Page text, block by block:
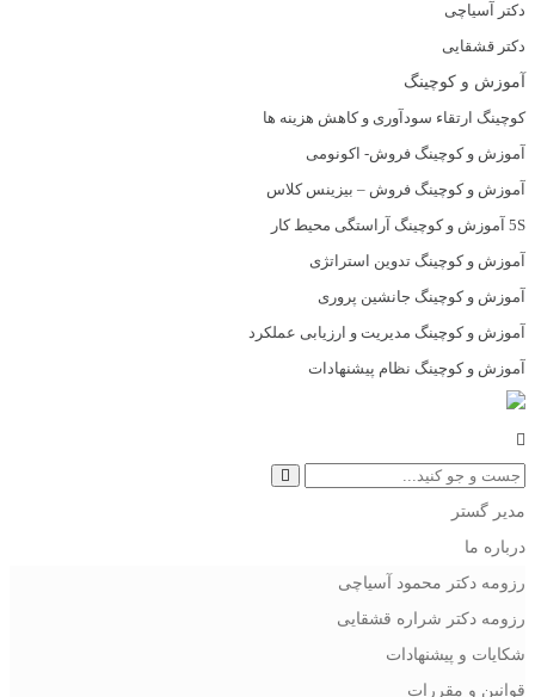
دکتر آسیاچی
دکتر قشقایی
آموزش و کوچینگ
کوچینگ ارتقاء سودآوری و کاهش هزینه ها
آموزش و کوچینگ فروش- اکونومی
آموزش و کوچینگ فروش – بیزینس کلاس
5S آموزش و کوچینگ آراستگی محیط کار
آموزش و کوچینگ تدوین استراتژی
آموزش و کوچینگ جانشین پروری
آموزش و کوچینگ مدیریت و ارزیابی عملکرد
آموزش و کوچینگ نظام پیشنهادات
مدیر گستر
درباره ما
رزومه دکتر محمود آسیاچی
رزومه دکتر شراره قشقایی
شکایات و پیشنهادات
قوانین و مقررات